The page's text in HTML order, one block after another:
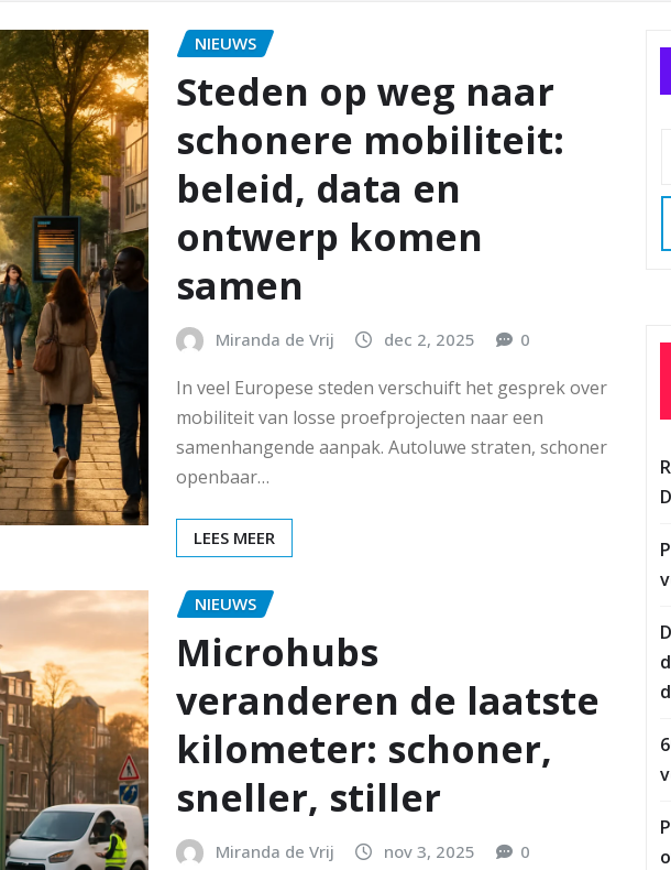
NIEUWS
Steden op weg naar
schonere mobiliteit:
beleid, data en
ontwerp komen
samen
Miranda de Vrij dec 2, 2025 0
In veel Europese steden verschuift het gesprek over
mobiliteit van losse proefprojecten naar een
samenhangende aanpak. Autoluwe straten, schoner
openbaar…
LEES MEER
NIEUWS
Microhubs
veranderen de laatste
kilometer: schoner,
sneller, stiller
Miranda de Vrij nov 3, 2025 0